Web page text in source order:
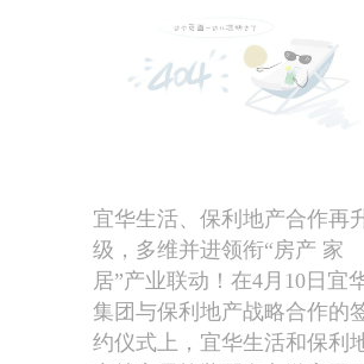
宜华生活、保利地产合作再
级，多维并进领衔“房产 家
居”产业联动！在4月10日宜
集团与保利地产战略合作的
约仪式上，宜华生活和保利